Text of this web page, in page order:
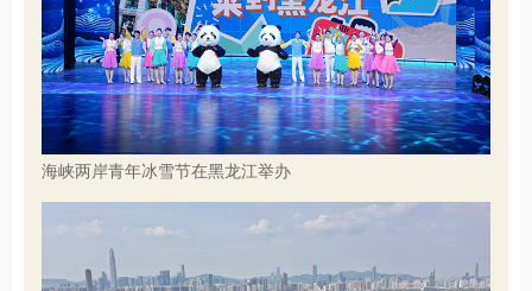
海峡两岸青年冰雪节在黑龙江举办